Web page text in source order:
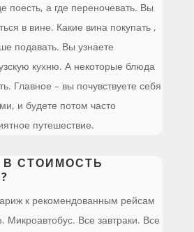
поесть, а где переночевать. Вы
в вине. Какие вина покупать ,
подавать. Вы узнаете
кухню. А некоторые блюда
Главное – вы почувствуете себя
и будете потом часто
путешествие.
В СТОИМОСТЬ
к рекомендованным рейсам
Все завтраки. Все